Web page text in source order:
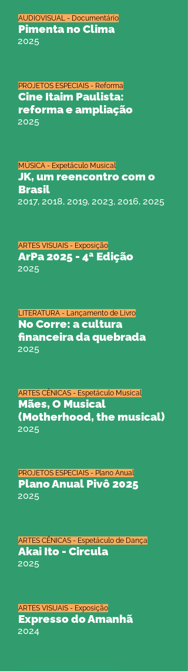
Pimenta no Clima
2025
AUDIOVISUAL - Documentário
Cine Itaim Paulista:
reforma e ampliação
2025
PROJETOS ESPECIAIS - Reforma
JK, um reencontro com o
Brasil
2017, 2018, 2019, 2023, 2016, 2025
MÚSICA - Expetáculo Musical
ArPa 2025 - 4ª Edição
2025
ARTES VISUAIS - Exposição
No Corre: a cultura
financeira da quebrada
2025
LITERATURA - Lançamento de Livro
Mães, O Musical
(Motherhood, the musical)
2025
ARTES CÊNICAS - Espetáculo Musical
Plano Anual Pivô 2025
2025
PROJETOS ESPECIAIS - Plano Anual
Akai Ito - Circula
2025
ARTES CÊNICAS - Espetáculo de Dança
Expresso do Amanhã
2024
ARTES VISUAIS - Exposição